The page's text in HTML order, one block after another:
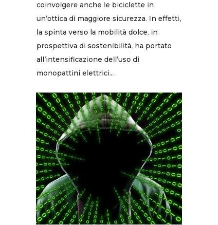
coinvolgere anche le biciclette in
un’ottica di maggiore sicurezza. In effetti,
la spinta verso la mobilità dolce, in
prospettiva di sostenibilità, ha portato
all’intensificazione dell’uso di
monopattini elettrici...